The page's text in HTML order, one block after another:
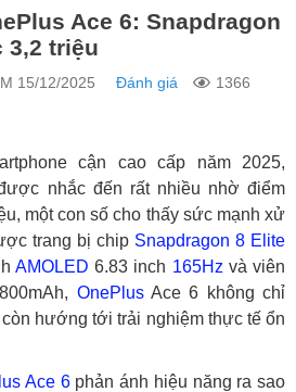
Ace 6: Snapdragon
3,2 triệu
15/12/2025 Đánh giá
1366
cận cao cấp năm 2025,
nhắc đến rất nhiều nhờ điểm
một con số cho thấy sức mạnh xử
trang bị chip Snapdragon 8 Elite
AMOLED 6.83 inch 165Hz và viên
OnePlusAce 6 không chỉ
hướng tới trải nghiệm thực tế ổn
Ace 6phản ánh hiệu năng ra sao